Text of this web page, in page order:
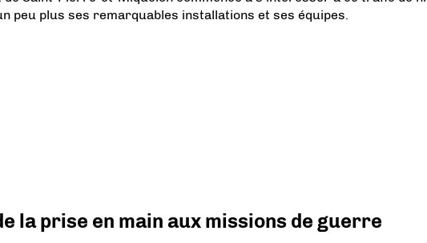
peu plus ses remarquables installations et ses équipes.
la prise en main aux missions de guerre